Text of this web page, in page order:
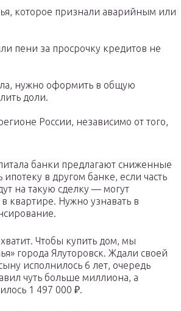
которое признали аварийным или
пени за просрочку кредитов не
нужно оформить в общую
доли.
России, независимо от того,
банки предлагают сниженные
в другом банке, если часть
на такую сделку — могут
квартире. Нужно узнавать в
Чтобы купить дом, мы
города Ялуторовск. Ждали своей
исполнилось 6 лет, очередь
чуть больше миллиона, а
1 497 000 ₽.